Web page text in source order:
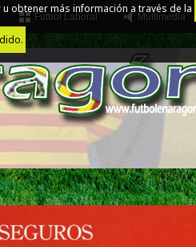
obtener más información a través de la
Fútbol Laboral Multimedia